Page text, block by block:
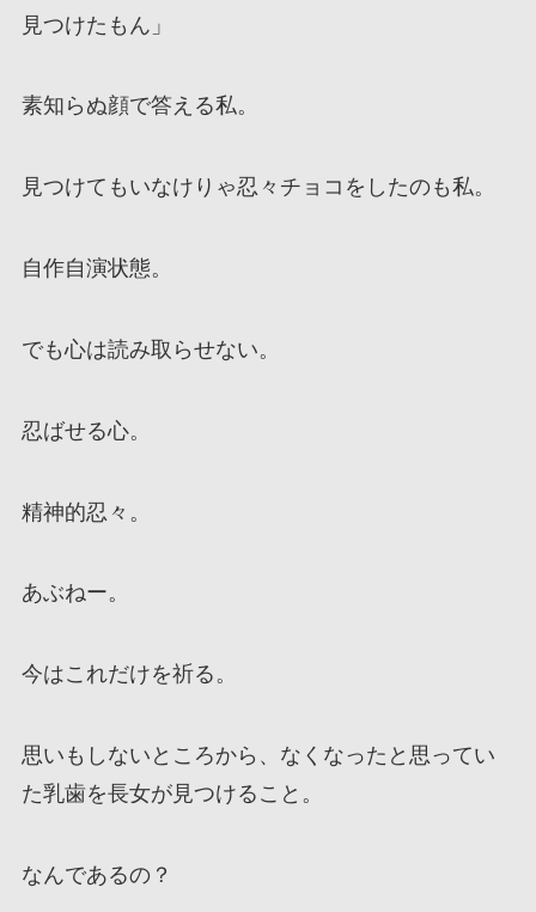
見つけたもん」
素知らぬ顔で答える私。
見つけてもいなけりゃ忍々チョコをしたのも私。
自作自演状態。
でも心は読み取らせない。
忍ばせる心。
精神的忍々。
あぶねー。
今はこれだけを祈る。
思いもしないところから、なくなったと思ってい
た乳歯を長女が見つけること。
なんであるの？